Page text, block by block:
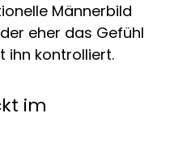
Männerbild
eher das Gefühl
ihn kontrolliert.
im